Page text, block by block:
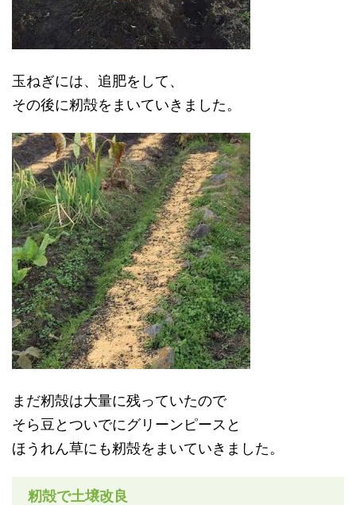
玉ねぎには、追肥をして、
その後に籾殻をまいていきました。
まだ籾殻は大量に残っていたので
そら豆とついでにグリーンピースと
ほうれん草にも籾殻をまいていきました。
籾殻で土壌改良